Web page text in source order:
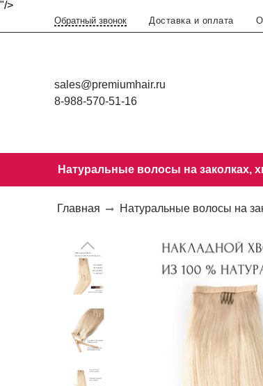
"/>
Обратный звонок Доставка и оплата
sales@premiumhair.ru
8-988-570-51-16
Натуральные волосы на заколках,
Главная Натуральные волосы на